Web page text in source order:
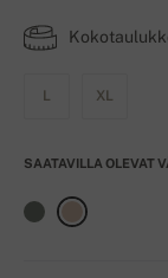
L XL
SAATAVILLA OLEVAT